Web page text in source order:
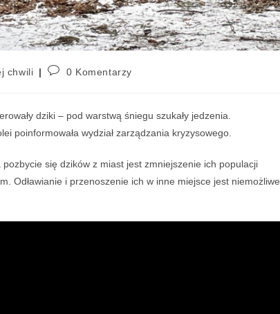
chwili 0 Komentarzy
dziki – pod warstwą śniegu szukały jedzenia.
poinformowała wydział zarządzania kryzysowego.
się dzików z miast jest zmniejszenie ich populacji
Odławianie i przenoszenie ich w inne miejsce jest niemożliwe